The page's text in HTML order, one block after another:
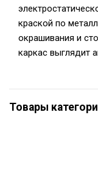
краской по
окрашивания и
каркас выглядит
Товары